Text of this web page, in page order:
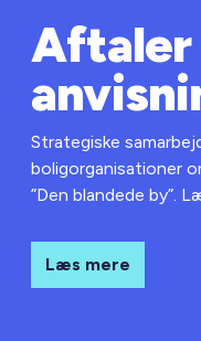
Aftaler
Strategiske
boligorganisationer
”Den blandede by”.
Læs mere